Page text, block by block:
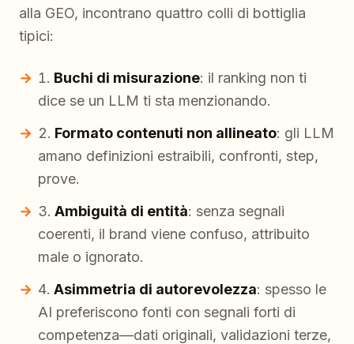
alla GEO, incontrano quattro colli di bottiglia
tipici:
Buchi di misurazione: il ranking non ti
dice se un LLM ti sta menzionando.
Formato contenuti non allineato: gli LLM
amano definizioni estraibili, confronti, step,
prove.
Ambiguità di entità: senza segnali
coerenti, il brand viene confuso, attribuito
male o ignorato.
Asimmetria di autorevolezza: spesso le
AI preferiscono fonti con segnali forti di
competenza—dati originali, validazioni terze,